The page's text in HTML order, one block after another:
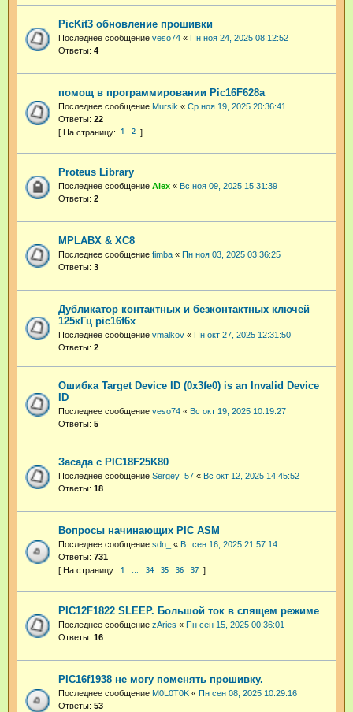
PicKit3 обновление прошивки
Последнее сообщение veso74 « Пн ноя 24, 2025 08:12:52
Ответы: 4
помощ в программировании Pic16F628a
Последнее сообщение Mursik « Ср ноя 19, 2025 20:36:41
Ответы: 22
1 2
Proteus Library
Последнее сообщение Аlex « Вс ноя 09, 2025 15:31:39
Ответы: 2
MPLABX & XC8
Последнее сообщение fimba « Пн ноя 03, 2025 03:36:25
Ответы: 3
Дубликатор контактных и безконтактных ключей
125кГц pic16f6x
Последнее сообщение vmalkov « Пн окт 27, 2025 12:31:50
Ответы: 2
Ошибка Target Device ID (0x3fe0) is an Invalid Device
ID
Последнее сообщение veso74 « Вс окт 19, 2025 10:19:27
Ответы: 5
Засада с PIC18F25K80
Последнее сообщение Sergey_57 « Вс окт 12, 2025 14:45:52
Ответы: 18
Вопросы начинающих PIC ASM
Последнее сообщение sdn_ « Вт сен 16, 2025 21:57:14
Ответы: 731
1 … 34 35 36 37
PIC12F1822 SLEEP. Большой ток в спящем режиме
Последнее сообщение zAries « Пн сен 15, 2025 00:36:01
Ответы: 16
PIC16f1938 не могу поменять прошивку.
Последнее сообщение M0L0T0K « Пн сен 08, 2025 10:29:16
Ответы: 53